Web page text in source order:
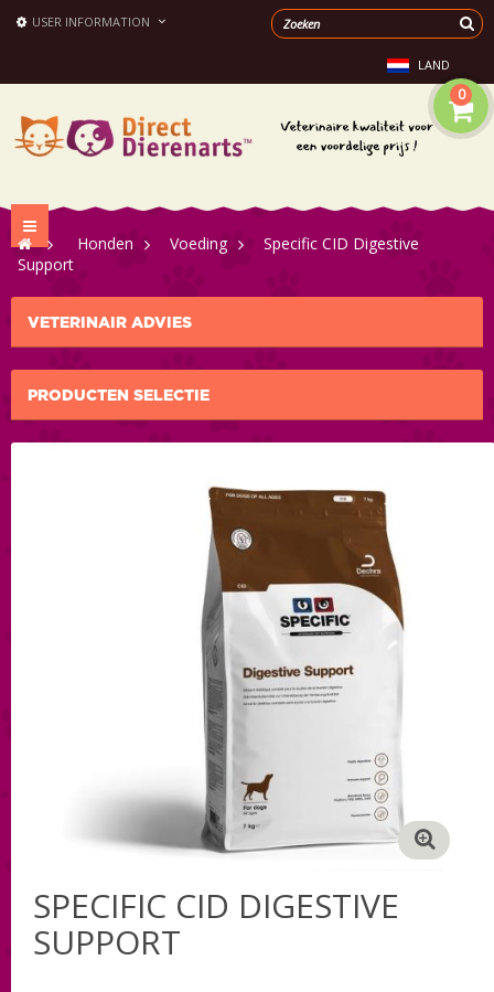
USER INFORMATION
LAND
0
Toggle
navigation
> Honden > Voeding >
Specific CID Digestive
Support
VETERINAIR ADVIES
PRODUCTEN SELECTIE
SPECIFIC CID DIGESTIVE
SUPPORT